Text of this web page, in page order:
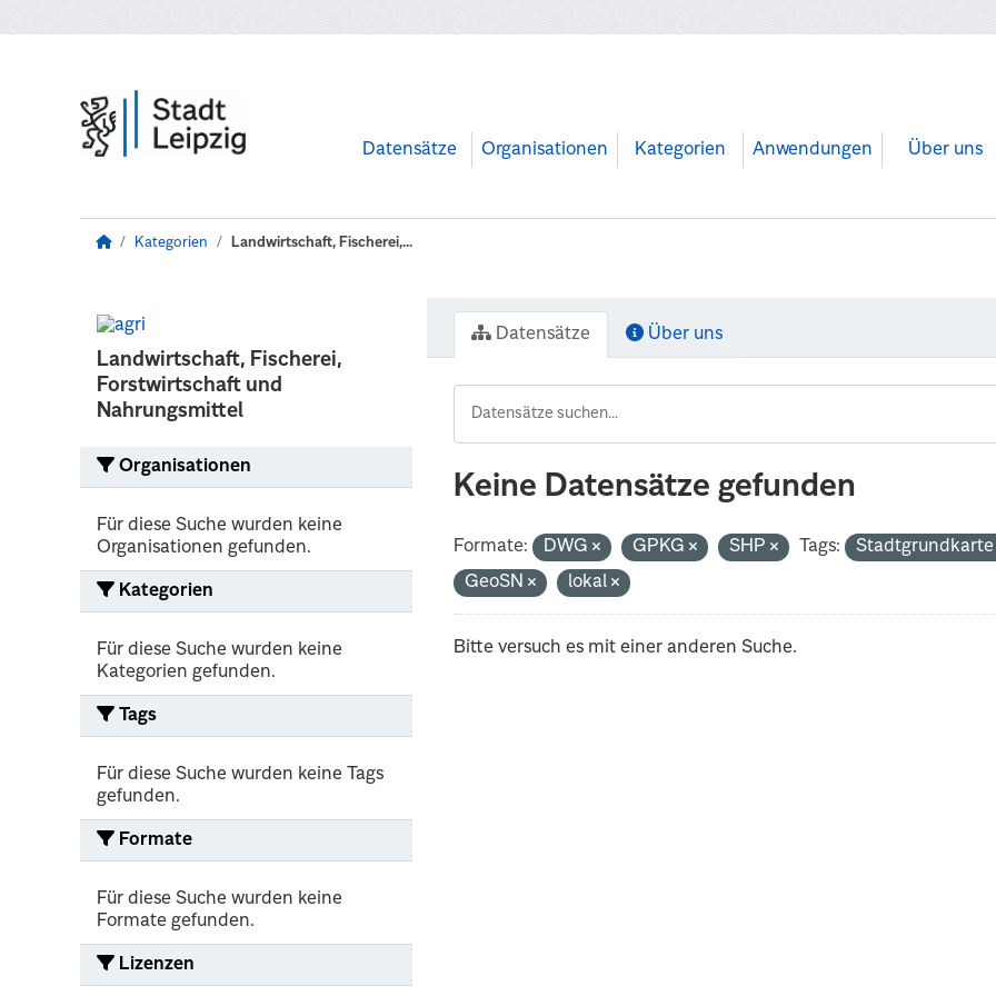
Datensätze Organisationen Kategorien Anwendungen Über uns
Kategorien Landwirtschaft, Fischerei,...
Landwirtschaft, Fischerei,
Forstwirtschaft und
Nahrungsmittel
Organisationen
Für diese Suche wurden keine
Organisationen gefunden.
Kategorien
Für diese Suche wurden keine
Kategorien gefunden.
Tags
Für diese Suche wurden keine Tags
gefunden.
Formate
Für diese Suche wurden keine
Formate gefunden.
Lizenzen
Datensätze Über uns
Keine Datensätze gefunden
Formate: DWG GPKG SHP Tags:
GeoSN
lokal
Bitte versuch es mit einer anderen Suche.